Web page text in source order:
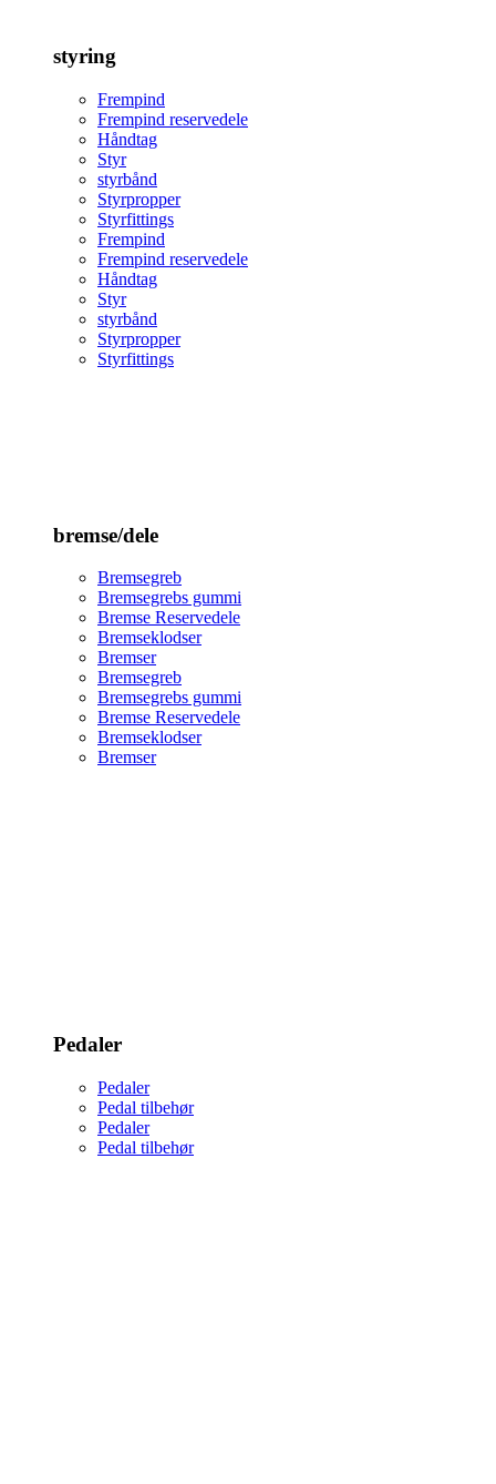
styring
Frempind
Frempind reservedele
Håndtag
Styr
styrbånd
Styrpropper
Styrfittings
Frempind
Frempind reservedele
Håndtag
Styr
styrbånd
Styrpropper
Styrfittings
bremse/dele
Bremsegreb
Bremsegrebs gummi
Bremse Reservedele
Bremseklodser
Bremser
Bremsegreb
Bremsegrebs gummi
Bremse Reservedele
Bremseklodser
Bremser
Pedaler
Pedaler
Pedal tilbehør
Pedaler
Pedal tilbehør